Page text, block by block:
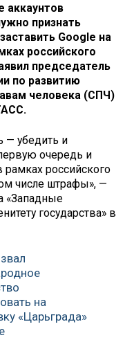
аккаунтов
признать
Google на
российского
председатель
по развитию
человека (СПЧ)
— убедить и
очередь и
российского
числе штрафы», —
«Западные
государства» в
на
«Царьграда»